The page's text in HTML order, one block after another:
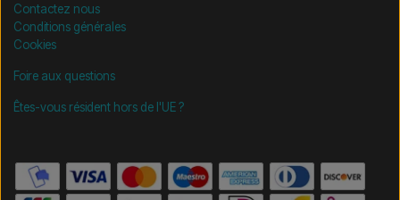
Contactez nous
Conditions générales
Cookies
Foire aux questions
Êtes-vous résident hors de l'UE ?